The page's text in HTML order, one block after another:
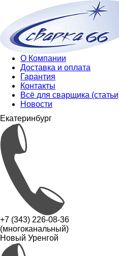
О Компании
Доставка и оплата
Гарантия
Контакты
Всё для сварщика
Новости
Екатеринбург
+7 (343) 226-08-36
(многоканальный)
Новый Уренгой